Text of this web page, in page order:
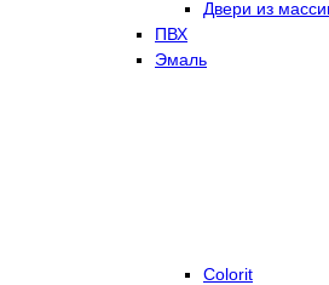
Двери из
ПВХ
Эмаль
Colorit